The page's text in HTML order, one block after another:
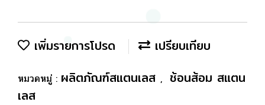
เพิ่มรายการโปรด เปรียบเทียบ
หมวดหมู่ : ผลิตภัณฑ์สแตนเลส , ช้อนส้อม สแตน
เลส